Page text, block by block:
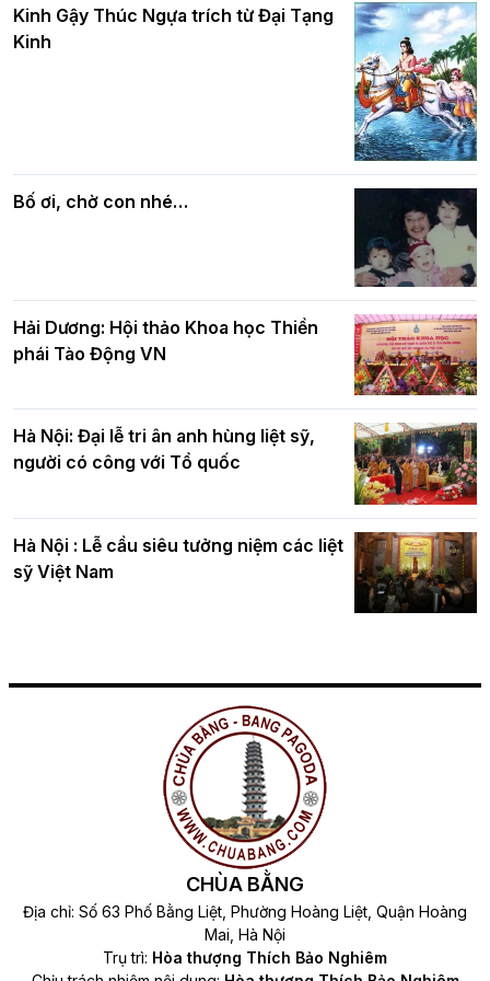
kính mừng Đại lễ Phật đản PL.2570 –
DL.2026
nhân mùa Phật đản PL.2570
và bình đẳng trong Phật giáo
Phật giáo chính tín Phần 7: Luật nhân
quả
Kinh Gậy Thúc Ngựa trích từ Đại Tạng
Kinh
Bố ơi, chờ con nhé…
Hải Dương: Hội thảo Khoa học Thiền
phái Tào Động VN
Hà Nội: Đại lễ tri ân anh hùng liệt sỹ,
người có công với Tổ quốc
Hà Nội : Lễ cầu siêu tưởng niệm các liệt
sỹ Việt Nam
CHÙA BẰNG
Địa chỉ: Số 63 Phố Bằng Liệt, Phường Hoàng Liệt, Quận Hoàng
Mai, Hà Nội
Trụ trì: Hòa thượng Thích Bảo Nghiêm